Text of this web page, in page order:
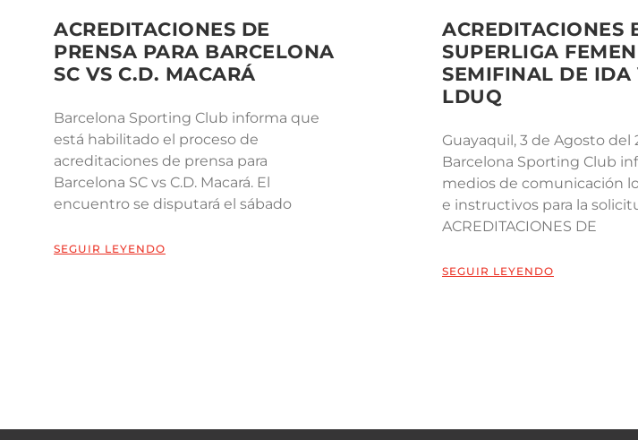
ACREDITACIONES DE
PRENSA PARA BARCELONA
SC VS C.D. MACARÁ
Barcelona Sporting Club informa que
está habilitado el proceso de
acreditaciones de prensa para
Barcelona SC vs C.D. Macará. El
encuentro se disputará el sábado
SEGUIR LEYENDO
ACREDITACIONES
SUPERLIGA
SEMIFINAL DE IDA
LDUQ
Guayaquil, 3 de Agosto del
Barcelona Sporting Club
medios de comunicación
e instructivos para la
ACREDITACIONES DE
SEGUIR LEYENDO